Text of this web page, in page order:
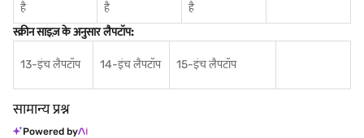
है
है
है
स्क्रीन साइज़ के अनुसार लैपटॉप:
13-इंच लैपटॉप 14-इंच लैपटॉप 15-इंच लैपटॉप
सामान्य प्रश्न
Powered by